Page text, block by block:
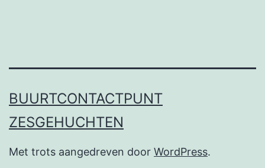
BUURTCONTACTPUNT
ZESGEHUCHTEN
Met trots aangedreven door WordPress.